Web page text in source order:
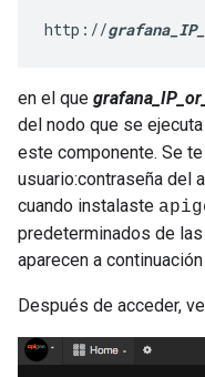
http://
en el que
del nodo que se
este componente. Se
usuario:contraseña del
cuando instalaste
predeterminados de
aparecen a
Después de acceder,